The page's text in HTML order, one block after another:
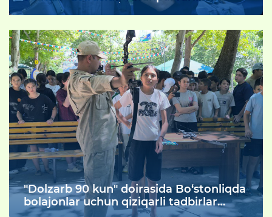
ruhidagi tadbir oʻtkazildi
"Dolzarb 90 kun" doirasida Bo‘stonliqda
bolajonlar uchun qiziqarli tadbirlar
tashkil etildi